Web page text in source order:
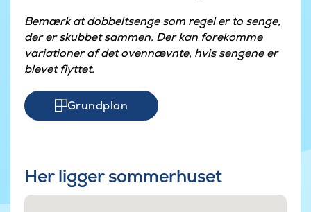
Bemærk at dobbeltsenge som regel er to senge,
der er skubbet sammen. Der kan forekomme
variationer af det ovennævnte, hvis sengene er
blevet flyttet.
Grundplan
Her ligger sommerhuset